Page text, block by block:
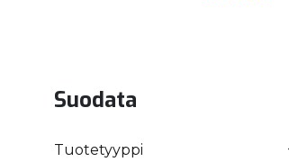
Suodata
Tuotetyyppi